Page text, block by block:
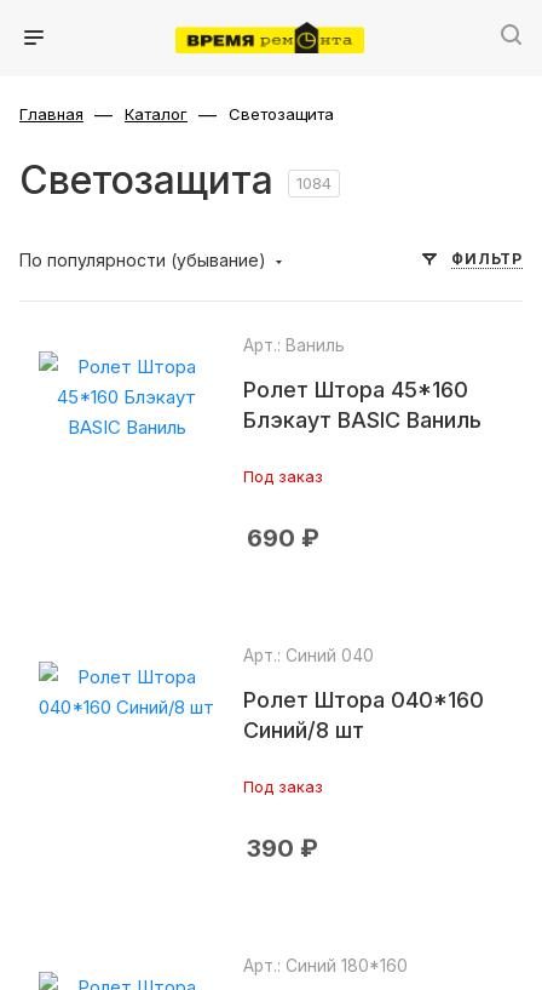
Главная — Каталог — Светозащита
Светозащита 1084
ФИЛЬТР
По популярности (убывание)
Ролет Штора 45*160
Блэкаут BASIC Ваниль
Арт.: Ваниль
Под заказ
690 ₽
Ролет Штора 040*160
Синий/8 шт
Арт.: Синий 040
Под заказ
390 ₽
Арт.: Синий 180*160